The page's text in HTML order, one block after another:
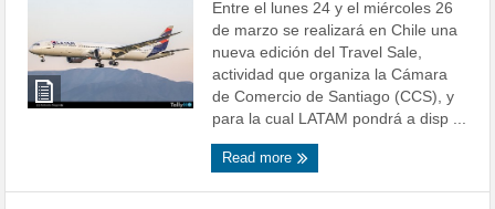
Entre el lunes 24 y el miércoles 26
de marzo se realizará en Chile una
nueva edición del Travel Sale,
actividad que organiza la Cámara
de Comercio de Santiago (CCS), y
para la cual LATAM pondrá a disp ...
Read more